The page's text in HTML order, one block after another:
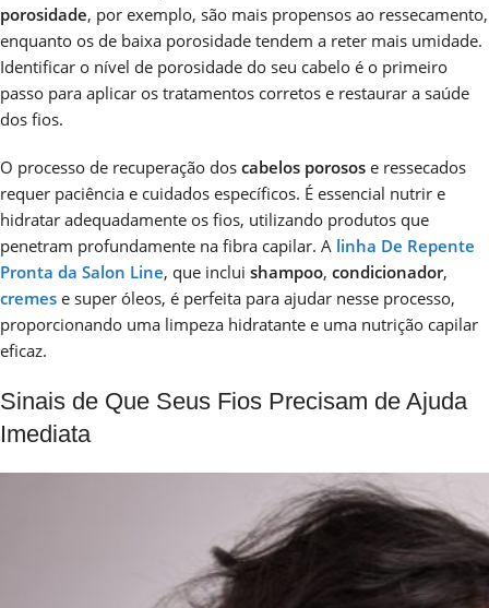
porosidade, por exemplo, são mais propensos ao ressecamento,
enquanto os de baixa porosidade tendem a reter mais umidade.
Identificar o nível de porosidade do seu cabelo é o primeiro
passo para aplicar os tratamentos corretos e restaurar a saúde
dos fios.
O processo de recuperação dos cabelos porosos e ressecados
requer paciência e cuidados específicos. É essencial nutrir e
hidratar adequadamente os fios, utilizando produtos que
penetram profundamente na fibra capilar. A linha De Repente
Pronta da Salon Line, que inclui shampoo, condicionador,
cremes e super óleos, é perfeita para ajudar nesse processo,
proporcionando uma limpeza hidratante e uma nutrição capilar
eficaz.
Sinais de Que Seus Fios Precisam de Ajuda
Imediata